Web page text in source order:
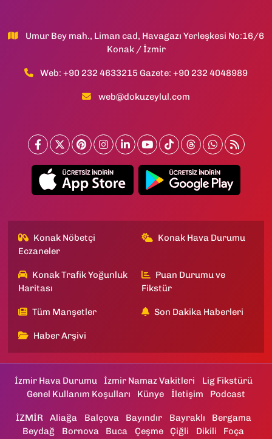
Umur Bey mah., Liman cad, Havagazı Yerleşkesi No:16/6
Konak / İzmir
Web: +90 232 4633215 Gazete: +90 232 4048989
web@dokuzeylul.com
Konak Nöbetçi
Eczaneler
Konak Hava Durumu
Konak Trafik Yoğunluk
Haritası
Puan Durumu ve
Fikstür
Tüm Manşetler Son Dakika Haberleri
Haber Arşivi
İzmir Hava Durumu İzmir Namaz Vakitleri
Lig Fikstürü
Genel Kullanım Koşulları
Künye İletişim Podcast
İZMİR Aliağa Balçova Bayındır Bayraklı
Bergama
Beydağ
Bornova Buca Çeşme Çiğli Dikili Foça